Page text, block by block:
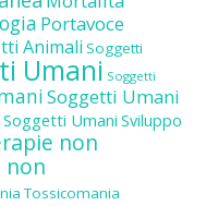
Portavoce
Animali Soggetti
Umani Soggetti
Soggetti Umani
Soggetti Umani Sviluppo
non
non
Tossicomania